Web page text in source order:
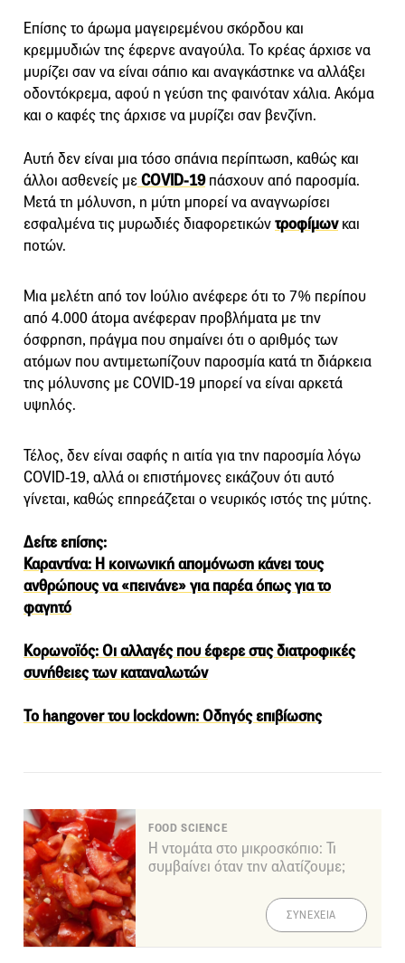
Επίσης το άρωμα μαγειρεμένου σκόρδου και
κρεμμυδιών της έφερνε αναγούλα. Το κρέας άρχισε να
μυρίζει σαν να είναι σάπιο και αναγκάστηκε να αλλάξει
οδοντόκρεμα, αφού η γεύση της φαινόταν χάλια. Ακόμα
και ο καφές της άρχισε να μυρίζει σαν βενζίνη.
Αυτή δεν είναι μια τόσο σπάνια περίπτωση, καθώς και
άλλοι ασθενείς μεCOVID-19πάσχουν από παροσμία.
Μετά τη μόλυνση, η μύτη μπορεί να αναγνωρίσει
εσφαλμένα τις μυρωδιές διαφορετικώντροφίμωνκαι
ποτών.
Μια μελέτη από τον Ιούλιο ανέφερε ότι το 7% περίπου
από 4.000 άτομα ανέφεραν προβλήματα με την
όσφρηση, πράγμα που σημαίνει ότι ο αριθμός των
ατόμων που αντιμετωπίζουν παροσμία κατά τη διάρκεια
της μόλυνσης με COVID-19 μπορεί να είναι αρκετά
υψηλός.
Τέλος, δεν είναι σαφής η αιτία για την παροσμία λόγω
COVID-19, αλλά οι επιστήμονες εικάζουν ότι αυτό
γίνεται, καθώς επηρεάζεται ο νευρικός ιστός της μύτης.
Δείτε επίσης:
Καραντίνα: Η κοινωνική απομόνωση κάνει τους
ανθρώπους να «πεινάνε» για παρέα όπως για το
φαγητό
Κορωνοϊός: Οι αλλαγές που έφερε στις διατροφικές
συνήθειες των καταναλωτών
Το hangover του lockdown: Οδηγός επιβίωσης
FOOD SCIENCE
Η ντομάτα στο μικροσκόπιο: Τι
συμβαίνει όταν την αλατίζουμε;
ΣΥΝΕΧΕΙΑ